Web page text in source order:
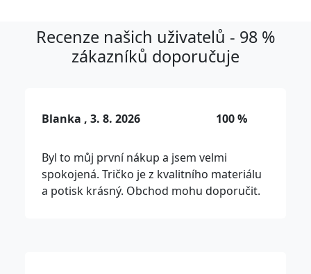
Recenze našich uživatelů - 98 %
zákazníků doporučuje
Blanka , 3. 8. 2026 100 %
Byl to můj první nákup a jsem velmi
spokojená. Tričko je z kvalitního materiálu
a potisk krásný. Obchod mohu doporučit.